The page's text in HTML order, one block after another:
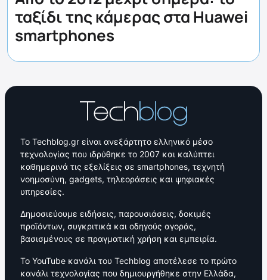
ταξίδι της κάμερας στα Huawei
smartphones
Το Techblog.gr είναι ανεξάρτητο ελληνικό μέσο
τεχνολογίας που ιδρύθηκε το 2007 και καλύπτει
καθημερινά τις εξελίξεις σε smartphones, τεχνητή
νοημοσύνη, gadgets, τηλεοράσεις και ψηφιακές
υπηρεσίες.
Δημοσιεύουμε ειδήσεις, παρουσιάσεις, δοκιμές
προϊόντων, συγκριτικά και οδηγούς αγοράς,
βασισμένους σε πραγματική χρήση και εμπειρία.
Το YouTube κανάλι του Techblog αποτέλεσε το πρώτο
κανάλι τεχνολογίας που δημιουργήθηκε στην Ελλάδα,